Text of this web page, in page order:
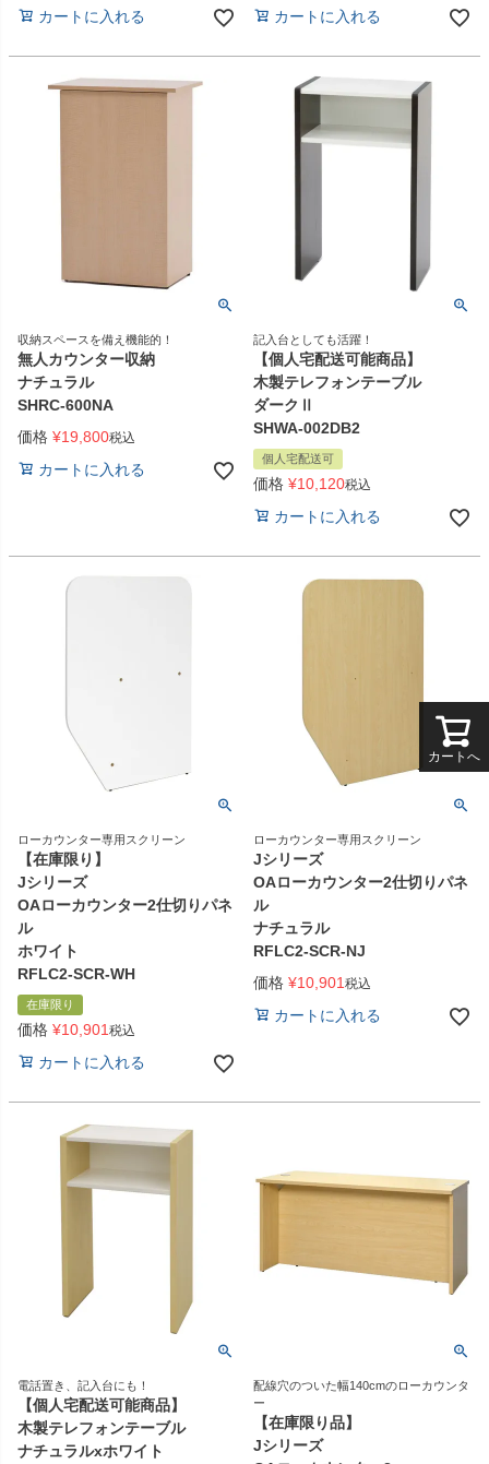
カートに入れる カートに入れる
収納スペースを備え機能的！
無人カウンター収納
ナチュラル
SHRC-600NA
価格 ¥19,800税込
カートに入れる
記入台としても活躍！
【個人宅配送可能商品】
木製テレフォンテーブル
ダークⅡ
SHWA-002DB2
個人宅配送可
価格 ¥10,120税込
カートに入れる
ローカウンター専用スクリーン
【在庫限り】
Jシリーズ
OAローカウンター2仕切りパネ
ル
ホワイト
RFLC2-SCR-WH
在庫限り
価格 ¥10,901 税込
カートに入れる
ローカウンター専用スクリーン
Jシリーズ
OAローカウンター2仕切りパネ
ル
ナチュラル
RFLC2-SCR-NJ
価格 ¥10,901 税込
カートに入れる
電話置き、記入台にも！
【個人宅配送可能商品】
木製テレフォンテーブル
ナチュラルxホワイト
配線穴のついた幅140cmのローカウンタ
ー
【在庫限り品】
Jシリーズ
カートへ